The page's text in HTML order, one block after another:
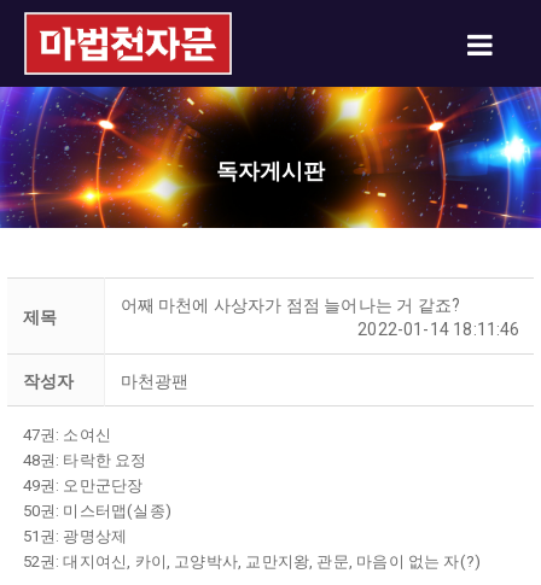
독자게시판
제목
어째 마천에 사상자가 점점 늘어나는 거 같죠?
2022-01-14 18:11:46
작성자 마천광팬
47권: 소여신
48권: 타락한 요정
49권: 오만군단장
50권: 미스터맵(실종)
51권: 광명상제
52권: 대지여신, 카이, 고양박사, 교만지왕, 관문, 마음이 없는 자(?)